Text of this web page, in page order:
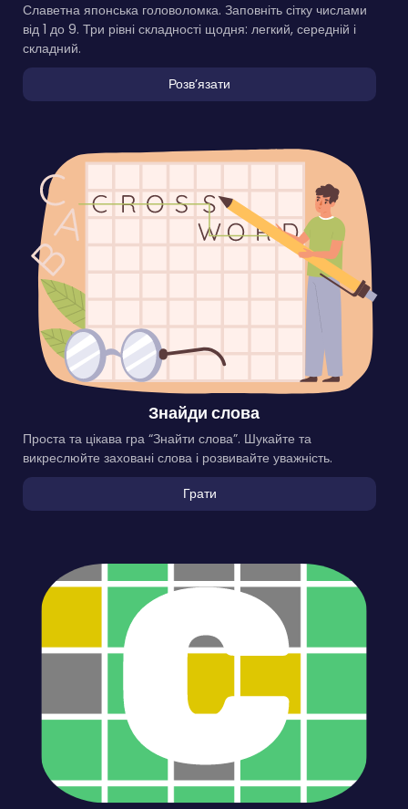
Славетна японська головоломка. Заповніть сітку числами
від 1 до 9. Три рівні складності щодня: легкий, середній і
складний.
Розвʼязати
Знайди слова
Проста та цікава гра “Знайти слова”. Шукайте та
викреслюйте заховані слова і розвивайте уважність.
Грати